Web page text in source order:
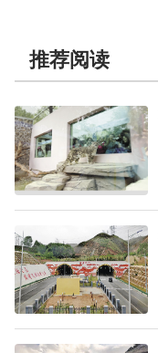
推荐阅读